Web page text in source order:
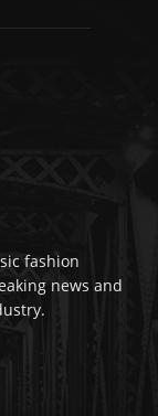
fashion
news and